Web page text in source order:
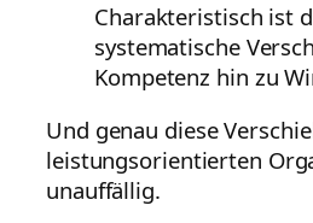
Charakteristisch ist
systematische
Kompetenz hin zu
Und genau diese
leistungsorientierten
unauffällig.